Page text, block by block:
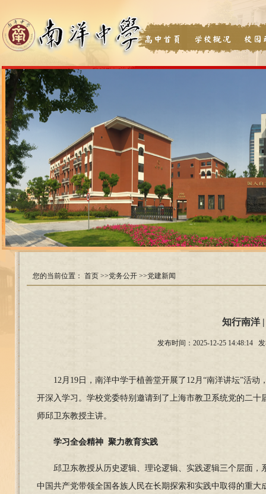
高中首页 学校概况 校园
您的当前位置： 首页 >>党务公开 >>党建新闻
知行南洋
发布时间：2025-12-25 14:48:14
12月19日，南洋中学于植善堂开展了12月“南洋讲坛”活动
开深入学习。学校党委特别邀请到了上海市教卫系统党的二十
师邱卫东教授主讲。
学习全会精神聚力教育实践
邱卫东教授从历史逻辑、理论逻辑、实践逻辑三个层面
中国共产党带领全国各族人民在长期探索和实践中取得的重